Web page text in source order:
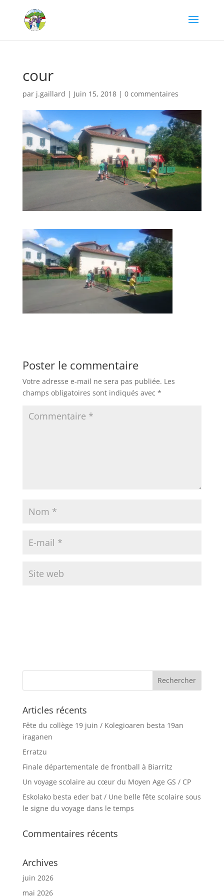
cour
par j.gaillard | Juin 15, 2018| 0 commentaires
Poster le commentaire
Votre adresse e-mail ne sera pas publiée. Les
champs obligatoires sont indiqués avec *
Articles récents
Fête du collège 19 juin / Kolegioaren besta 19an
iraganen
Erratzu
Finale départementale de frontball à Biarritz
Un voyage scolaire au cœur du Moyen Age GS / CP
Eskolako besta eder bat / Une belle fête scolaire sous
le signe du voyage dans le temps
Commentaires récents
Archives
juin 2026
mai 2026